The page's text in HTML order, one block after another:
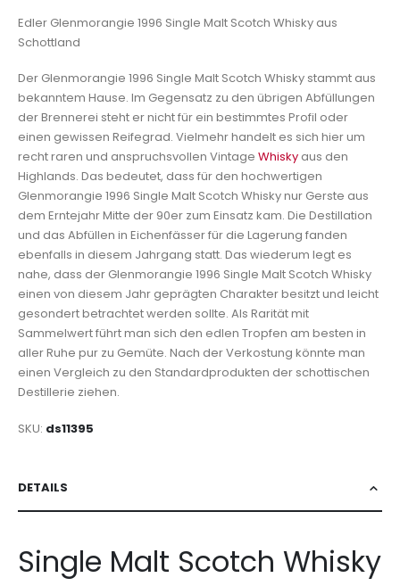
Edler Glenmorangie 1996 Single Malt Scotch Whisky aus
Schottland
Der Glenmorangie 1996 Single Malt Scotch Whisky stammt aus
bekanntem Hause. Im Gegensatz zu den übrigen Abfüllungen
der Brennerei steht er nicht für ein bestimmtes Profil oder
einen gewissen Reifegrad. Vielmehr handelt es sich hier um
recht raren und anspruchsvollen Vintage Whisky aus den
Highlands. Das bedeutet, dass für den hochwertigen
Glenmorangie 1996 Single Malt Scotch Whisky nur Gerste aus
dem Erntejahr Mitte der 90er zum Einsatz kam. Die Destillation
und das Abfüllen in Eichenfässer für die Lagerung fanden
ebenfalls in diesem Jahrgang statt. Das wiederum legt es
nahe, dass der Glenmorangie 1996 Single Malt Scotch Whisky
einen von diesem Jahr geprägten Charakter besitzt und leicht
gesondert betrachtet werden sollte. Als Rarität mit
Sammelwert führt man sich den edlen Tropfen am besten in
aller Ruhe pur zu Gemüte. Nach der Verkostung könnte man
einen Vergleich zu den Standardprodukten der schottischen
Destillerie ziehen.
SKU ds11395
DETAILS
Single Malt Scotch Whisky